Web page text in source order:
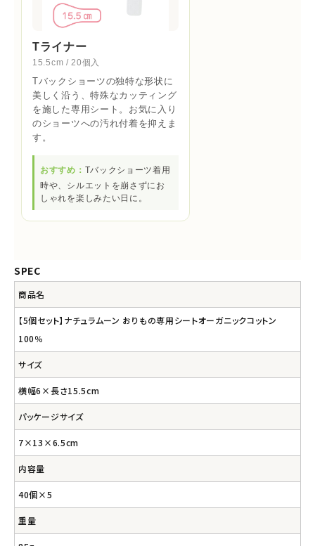
Tライナー
15.5cm / 20個入
Tバックショーツの独特な形状に
美しく沿う、特殊なカッティング
を施した専用シート。お気に入り
のショーツへの汚れ付着を抑えま
す。
おすすめ： Tバックショーツ着用
時や、シルエットを崩さずにお
しゃれを楽しみたい日に。
SPEC
商品名
【5個セット】ナチュラムーン おりもの専用シートオーガニックコットン
100％
サイズ
横幅6×長さ15.5cm
パッケージサイズ
7×13×6.5cm
内容量
40個×5
重量